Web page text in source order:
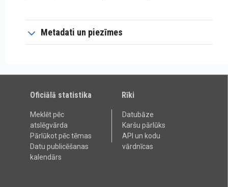
Metadati un piezīmes
Oficiālā statistika
Meklēt pēc
atslēgvārda
Pārlūkot pēc tēmas
Datu publicēšanas
kalendārs
Rīki
Datubāze
Karšu pārlūks
API un kodu
vārdnīcas